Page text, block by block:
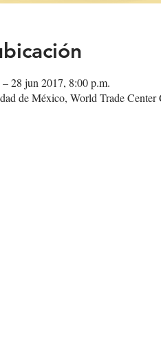
28 jun 2017, 8:00 p.m.
de México, World Trade